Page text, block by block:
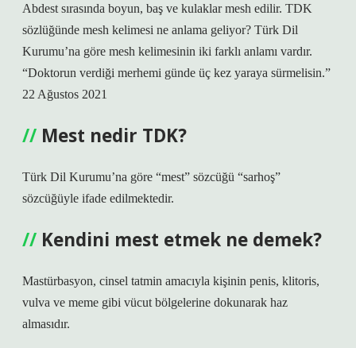
Abdest sırasında boyun, baş ve kulaklar mesh edilir. TDK
sözlüğünde mesh kelimesi ne anlama geliyor? Türk Dil
Kurumu’na göre mesh kelimesinin iki farklı anlamı vardır.
“Doktorun verdiği merhemi günde üç kez yaraya sürmelisin.”
22 Ağustos 2021
Mest nedir TDK?
Türk Dil Kurumu’na göre “mest” sözcüğü “sarhoş”
sözcüğüyle ifade edilmektedir.
Kendini mest etmek ne demek?
Mastürbasyon, cinsel tatmin amacıyla kişinin penis, klitoris,
vulva ve meme gibi vücut bölgelerine dokunarak haz
almasıdır.